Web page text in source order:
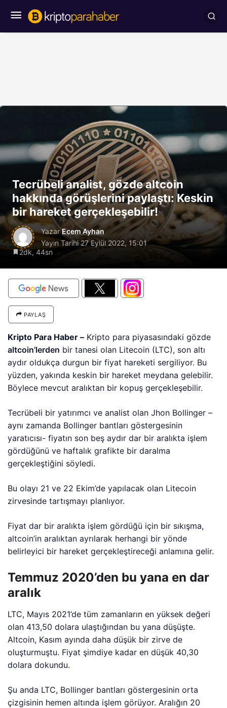
Tecrübeli analist, gözde altcoin
hakkında görüşlerini paylaştı: Keskin
bir hareket gerçekleşebilir!
YazarEcem Ayhan
Yayın Tarihi27 Eylül 2022, 15:01
2dk, 44sn
PAYLAŞ
Kripto Para Haber – Kripto para piyasasındaki gözde
altcoin’lerden bir tanesi olan Litecoin (LTC), son altı
aydır oldukça durgun bir fiyat hareketi sergiliyor. Bu
yüzden, yakında keskin bir hareket meydana gelebilir.
Böylece mevcut aralıktan bir kopuş gerçekleşebilir.
Tecrübeli bir yatırımcı ve analist olan Jhon Bollinger –
aynı zamanda Bollinger bantları göstergesinin
yaratıcısı- fiyatın son beş aydır dar bir aralıkta işlem
gördüğünü ve haftalık grafikte bir daralma
gerçekleştiğini söyledi.
Bu olayı 21 ve 22 Ekim’de yapılacak olan Litecoin
zirvesinde tartışmayı planlıyor.
Fiyat dar bir aralıkta işlem gördüğü için bir sıkışma,
altcoin’in aralıktan ayrılarak herhangi bir yönde
belirleyici bir hareket gerçekleştireceği anlamına gelir.
Temmuz 2020’den bu yana en dar
aralık
LTC, Mayıs 2021’de tüm zamanların en yüksek değeri
olan 413,50 dolara ulaştığından bu yana düşüşte.
Altcoin, Kasım ayında daha düşük bir zirve de
oluşturmuştu. Fiyat şimdiye kadar en düşük 40,30
dolara dokundu.
Şu anda LTC, Bollinger bantları göstergesinin orta
çizgisinin hemen altında işlem görüyor. Aralığın 20